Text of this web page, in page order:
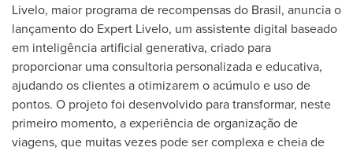
Livelo, maior programa de recompensas do Brasil, anuncia o
lançamento do Expert Livelo, um assistente digital baseado
em inteligência artificial generativa, criado para
proporcionar uma consultoria personalizada e educativa,
ajudando os clientes a otimizarem o acúmulo e uso de
pontos. O projeto foi desenvolvido para transformar, neste
primeiro momento, a experiência de organização de
viagens, que muitas vezes pode ser complexa e cheia de